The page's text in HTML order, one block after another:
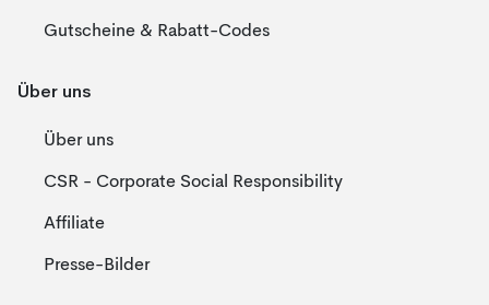
Gutscheine & Rabatt-Codes
Über uns
Über uns
CSR - Corporate Social Responsibility
Affiliate
Presse-Bilder